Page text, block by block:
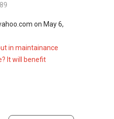
on May 6,
in maintainance
It will benefit